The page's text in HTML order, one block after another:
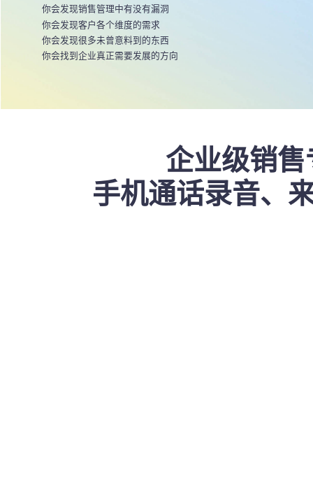
你会发现销售管理中有没有漏洞
你会发现客户各个维度的需求
你会发现很多未曾意料到的东西
你会找到企业真正需要发展的方向
企业级销
手机通话录音、